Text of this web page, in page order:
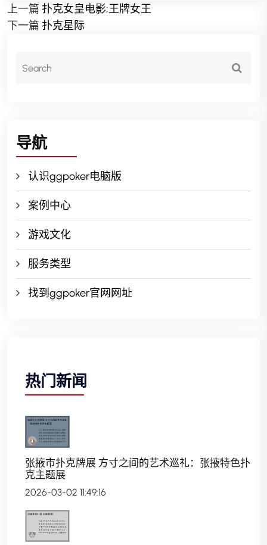
上一篇 扑克女皇电影;王牌女王
下一篇 扑克星际
导航
认识ggpoker电脑版
案例中心
游戏文化
服务类型
找到ggpoker官网网址
热门新闻
张掖市扑克牌展 方寸之间的艺术巡礼：张掖特色扑
克主题展
2026-03-02 11:49:16